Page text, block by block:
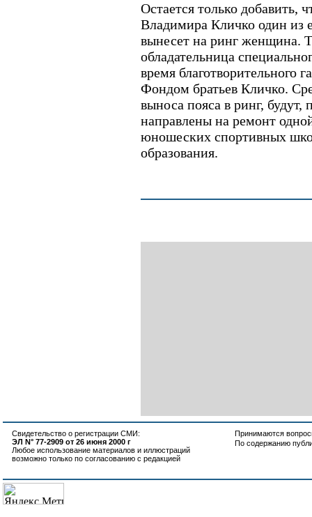
Остается только добавить,
Владимира Кличко один из
вынесет на ринг женщина.
обладательница
время благотворительного
Фондом братьев Кличко.
выноса пояса в ринг,
направлены на ремонт
юношеских спортивных
образования.
Свидетельство о регистрации СМИ:
ЭЛ N° 77-2909 от 26 июня 2000 г
Любое использование материалов и иллюстраций
возможно только по согласованию с редакцией
Принимаются
По содержанию